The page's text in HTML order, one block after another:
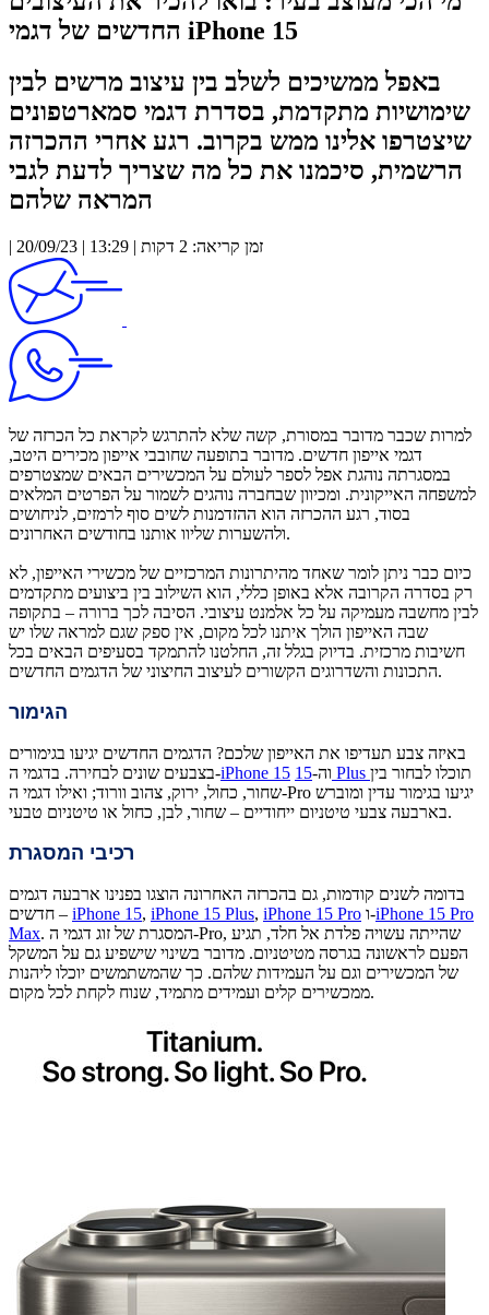
החדשים של דגמי iPhone 15
באפל ממשיכים לשלב בין עיצוב מרשים לבין
שימושיות מתקדמת, בסדרת דגמי סמארטפונים
שיצטרפו אלינו ממש בקרוב. רגע אחרי ההכרזה
הרשמית, סיכמנו את כל מה שצריך לדעת לגבי
המראה שלהם
| 20/09/23 | 13:29 | זמן קריאה: 2 דקות
למרות שכבר מדובר במסורת, קשה שלא להתרגש לקראת כל הכרזה של
דגמי אייפון חדשים. מדובר בתופעה שחובבי אייפון מכירים היטב,
במסגרתה נוהגת אפל לספר לעולם על המכשירים הבאים שמצטרפים
למשפחה האייקונית. ומכיוון שבחברה נוהגים לשמור על הפרטים המלאים
בסוד, רגע ההכרזה הוא ההזדמנות לשים סוף לרמזים, לניחושים
ולהשערות שליוו אותנו בחודשים האחרונים.
כיום כבר ניתן לומר שאחד מהיתרונות המרכזיים של מכשירי האייפון, לא
רק בסדרה הקרובה אלא באופן כללי, הוא השילוב בין ביצועים מתקדמים
לבין מחשבה מעמיקה על כל אלמנט עיצובי. הסיבה לכך ברורה – בתקופה
שבה האייפון הולך איתנו לכל מקום, אין ספק שגם למראה שלו יש
חשיבות מרכזית. בדיוק בגלל זה, החלטנו להתמקד בסעיפים הבאים בכל
התכונות והשדרוגים הקשורים לעיצוב החיצוני של הדגמים החדשים.
הגימור
באיזה צבע תעדיפו את האייפון שלכם? הדגמים החדשים יגיעו בגימורים
בצבעים שונים לבחירה. בדגמי ה-iPhone 15 וה- 15 Plus תוכלו לבחור בין
שחור, כחול, ירוק, צהוב וורוד; ואילו דגמי ה-Pro יגיעו בגימור עדין ומוברש
בארבעה צבעי טיטניום ייחודיים – שחור, לבן, כחול או טיטניום טבעי.
רכיבי המסגרת
בדומה לשנים קודמות, גם בהכרזה האחרונה הוצגו בפנינו ארבעה דגמים
חדשים – iPhone 15, iPhone 15 Plus, iPhone 15 Pro ו-iPhone 15 Pro
Max. המסגרת של זוג דגמי ה-Pro, שהייתה עשויה פלדת אל חלד, תגיע
הפעם לראשונה בגרסה מטיטניום. מדובר בשינוי שישפיע גם על המשקל
של המכשירים וגם על העמידות שלהם. כך שהמשתמשים יוכלו ליהנות
ממכשירים קלים ועמידים מתמיד, שנוח לקחת לכל מקום.